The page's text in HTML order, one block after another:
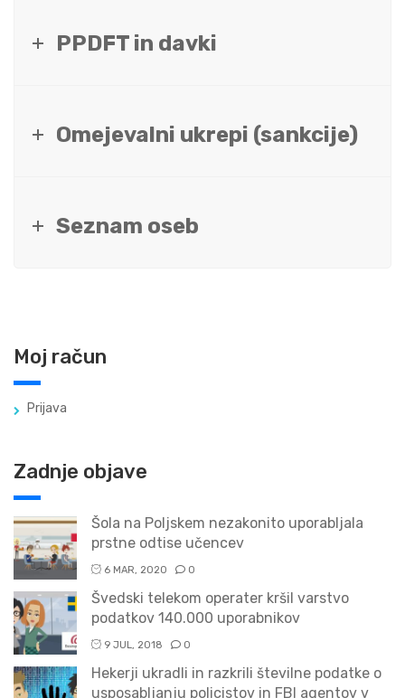
PPDFT in davki
Omejevalni ukrepi (sankcije)
Seznam oseb
Moj račun
Prijava
Zadnje objave
Šola na Poljskem nezakonito uporabljala
prstne odtise učencev
6 MAR, 2020 0
Švedski telekom operater kršil varstvo
podatkov 140.000 uporabnikov
9 JUL, 2018 0
Hekerji ukradli in razkrili številne podatke o
usposabljanju policistov in FBI agentov v